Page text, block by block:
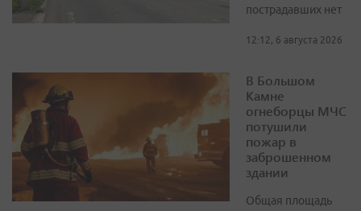
пострадавших нет
12:12, 6 августа 2026
В Большом
Камне
огнеборцы МЧС
потушили
пожар в
заброшенном
здании
Общая площадь